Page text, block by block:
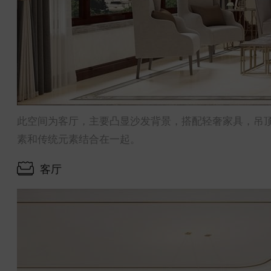
此空间为客厅，主要凸显沙发背景，搭配轻奢家具，
素和传统元素结合在一起。
客厅